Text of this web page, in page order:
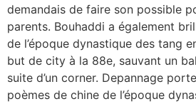
demandais de faire son possible
parents. Bouhaddi a également
de l’époque dynastique des tang
but de city à la 88e, sauvant un
suite d’un corner. Depannage
poèmes de chine de l’époque